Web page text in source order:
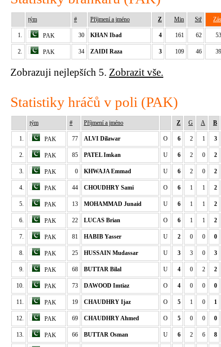
tým # Příjmení a jméno Z Min Stř Zás
1. PAK 30 KHAN Ibad 4 161 62 53
2. PAK 34 ZAIDI Raza 3 109 46 39
Zobrazuji nejlepších 5. Zobrazit vše.
Statistiky hráčů v poli (PAK)
tým # Příjmení a jméno Z G A B
1. PAK 77 ALVI Dilawar O 6 2 1 3
2. PAK 85 PATEL Imkan U 6 2 0 2
3. PAK 0 KHWAJA Emmad U 6 2 0 2
4. PAK 44 CHOUDHRY Sami O 6 1 1 2
5. PAK 13 MOHAMMAD Junaid U 6 1 1 2
6. PAK 22 LUCAS Brian O 6 1 1 2
7. PAK 81 HABIB Yasser U 2 0 0 0
8. PAK 25 HUSSAIN Mudassar U 3 3 0 3
9. PAK 68 BUTTAR Bilal U 4 0 2 2
10. PAK 73 DAWOOD Imtiaz O 4 0 0 0
11. PAK 19 CHAUDHRY Ijaz O 5 1 0 1
12. PAK 69 CHAUDHRY Ahmed O 5 0 0 0
13. PAK 66 BUTTAR Osman U 6 2 6 8